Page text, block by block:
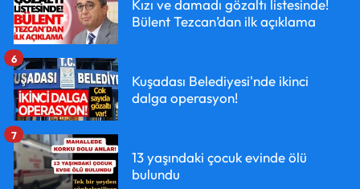
Kızı ve damadı gözaltı listesinde!
Bülent Tezcan’dan ilk açıklama
Kuşadası Belediyesi'nde ikinci
dalga operasyon!
6
13 yaşındaki çocuk evinde ölü
bulundu
7